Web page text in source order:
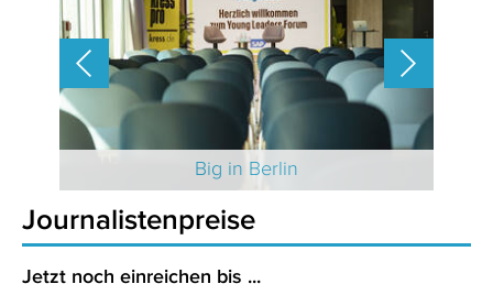
Big in Berlin
Journalistenpreise
Jetzt noch einreichen bis ...